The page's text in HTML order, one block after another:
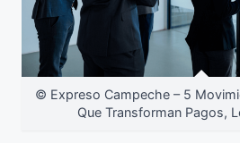
© Expreso Campeche – 5
Que Transforman Pagos,